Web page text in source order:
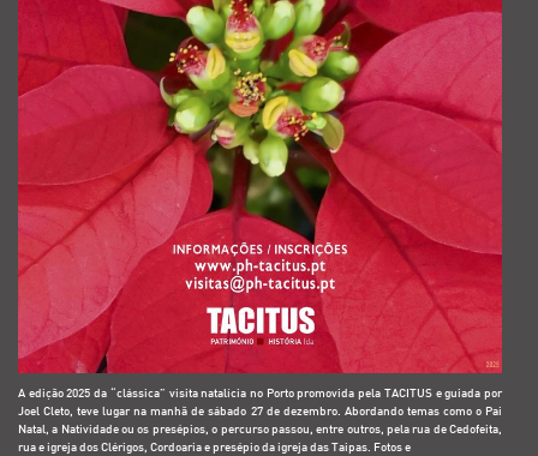
A edição 2025 da “clássica” visita natalícia no Porto promovida pela TACITUS e guiada por
Joel Cleto, teve lugar na manhã de sábado 27 de dezembro. Abordando temas como o Pai
Natal, a Natividade ou os presépios, o percurso passou, entre outros, pela rua de Cedofeita,
rua e igreja dos Clérigos, Cordoaria e presépio da igreja das Taipas. Fotos e